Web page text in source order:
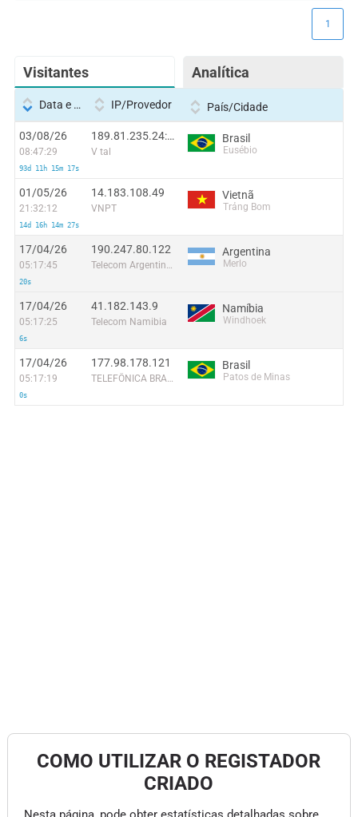
Visitantes Analítica
1
Data e hora IP/Provedor País/Cidade
03/08/26
08:47:29
93d 11h 15m 17s
189.81.235.24:14692
V tal
Brasil
Eusébio
01/05/26
21:32:12
14d 16h 14m 27s
14.183.108.49
VNPT
Vietnã
Trảng Bom
17/04/26
05:17:45
20s
190.247.80.122
Telecom Argentina S.A
Argentina
Merlo
17/04/26
05:17:25
6s
41.182.143.9
Telecom Namibia
Namíbia
Windhoek
17/04/26
05:17:19
0s
177.98.178.121
TELEFÔNICA BRASIL S.A
Brasil
Patos de Minas
COMO UTILIZAR O REGISTADOR
CRIADO